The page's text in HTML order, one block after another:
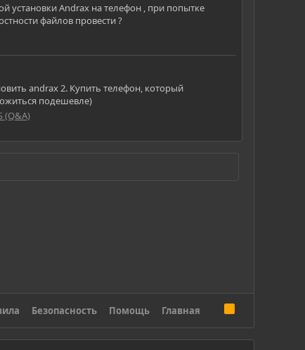
установки Andrax на телефон , при попытке
файлов провести ?
andrax 2. Купить телефон, который
подешевле)
(Q&A)
Безопасность Помощь Главная
S